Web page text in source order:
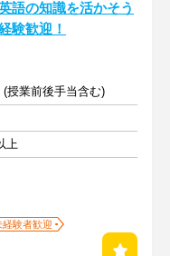
語の知識を活かそう
験歓迎！
(授業前後手当含む)
上
経験者歓迎